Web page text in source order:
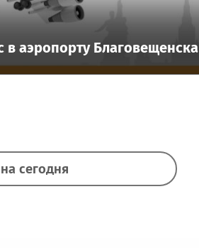
аэропорту Благовещенска
сегодня